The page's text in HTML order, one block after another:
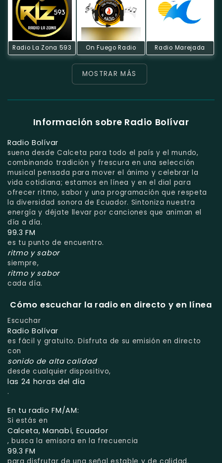
Radio La Zona 593 On Fuego Radio Radio Marejada
MOSTRAR MÁS
Información sobre Radio Bolívar
Radio Bolívar
suena desde Calceta para todo el país y el mundo,
combinando tradición y frescura en una selección
musical pensada para mover el ánimo y celebrar la
vida cotidiana; estamos en línea y en el dial para
ofrecer ritmo, sabor y una programación que respeta
la diversidad sonora de Ecuador. Sintoniza nuestra
energía y déjate llevar por canciones que animan el
día a día.
99.3 FM
es tu punto de encuentro.
ritmo y sabor
siempre,
ritmo y sabor
cada día.
Cómo escuchar la radio en directo y en línea
Escuchar
Radio Bolívar
es fácil y gratuito. Disfruta de su emisión en directo
con
sonido de alta calidad
desde cualquier dispositivo,
las 24 horas del día
.
En tu radio FM/AM:
Si estás en
Calceta, Manabí, Ecuador
, busca la emisora en la frecuencia
99.3 FM